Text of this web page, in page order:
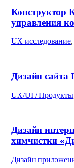
Конструктор
управления
UX исследование,
Дизайн сайта
UX/UI / Продукты,
Дизайн
химчистки
Дизайн